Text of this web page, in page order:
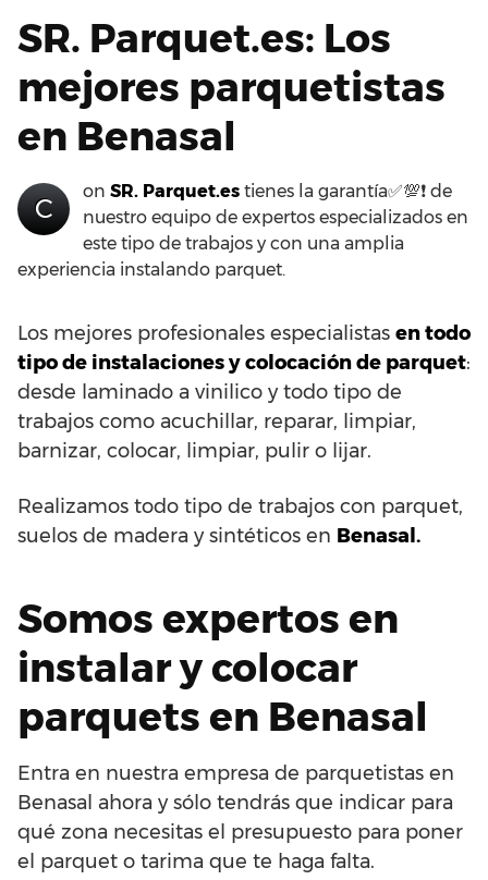
SR. Parquet.es: Los
mejores parquetistas
en Benasal
C
on SR. Parquet.es tienes la garantía✅💯❗ de
nuestro equipo de expertos especializados en
este tipo de trabajos y con una amplia
experiencia instalando parquet.
Los mejores profesionales especialistas en todo
tipo de instalaciones y colocación de parquet:
desde laminado a vinilico y todo tipo de
trabajos como acuchillar, reparar, limpiar,
barnizar, colocar, limpiar, pulir o lijar.
Realizamos todo tipo de trabajos con parquet,
suelos de madera y sintéticos en Benasal.
Somos expertos en
instalar y colocar
parquets en Benasal
Entra en nuestra empresa de parquetistas en
Benasal ahora y sólo tendrás que indicar para
qué zona necesitas el presupuesto para poner
el parquet o tarima que te haga falta.